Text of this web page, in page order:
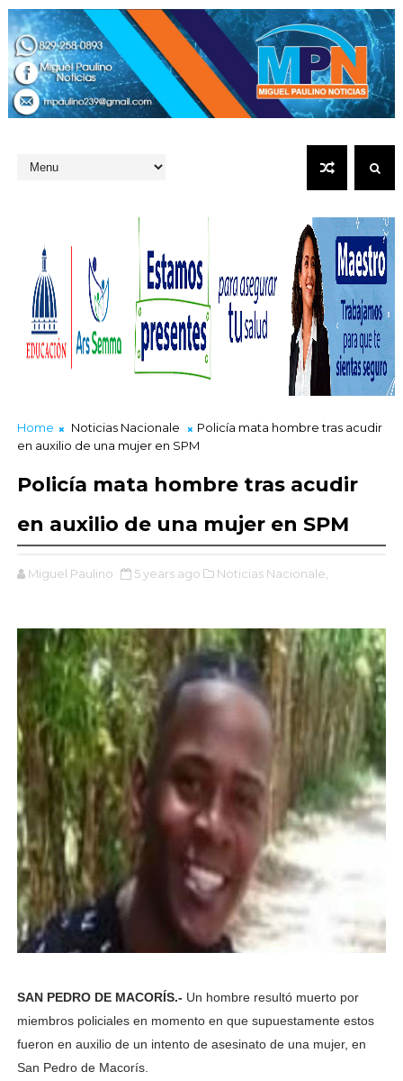
Home Noticias Nacionale
Policía mata hombre tras acudir
en auxilio de una mujer en SPM
Policía mata hombre tras acudir
en auxilio de una mujer en SPM
Miguel Paulino 5 years ago Noticias Nacionale,
SAN PEDRO DE MACORÍS.- Un hombre resultó muerto por
miembros policiales en momento en que supuestamente estos
fueron en auxilio de un intento de asesinato de una mujer, en
San Pedro de Macorís.